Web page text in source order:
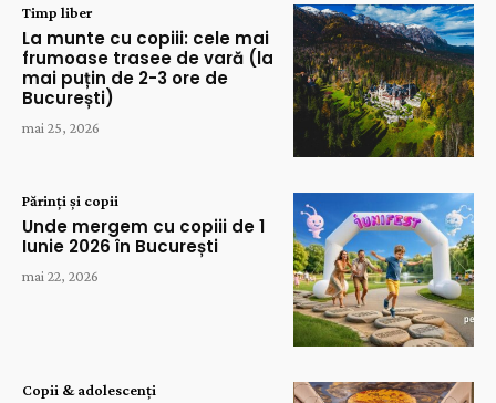
Timp liber
La munte cu copiii: cele mai
frumoase trasee de vară (la
mai puțin de 2-3 ore de
București)
mai 25, 2026
Părinți și copii
Unde mergem cu copiii de 1
Iunie 2026 în București
mai 22, 2026
Copii & adolescenți